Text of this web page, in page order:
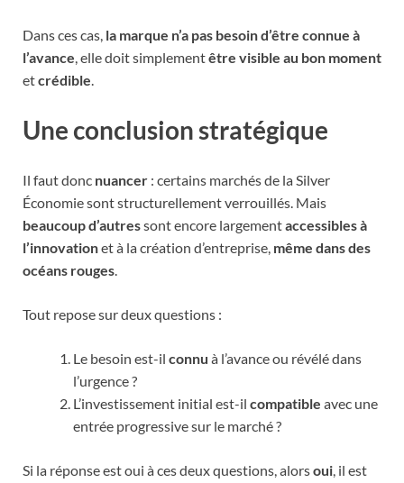
Dans ces cas, la marque n’a pas besoin d’être connue à
l’avance, elle doit simplementêtre visible au bon moment
etcrédible.
Une conclusion stratégique
Il faut donc nuancer : certains marchés de la Silver
Économie sont structurellement verrouillés. Mais
beaucoup d’autressont encore largementaccessibles à
l’innovationet à la création d’entreprise, même dans des
océans rouges.
Tout repose sur deux questions :
Le besoin est-il connu à l’avance ou révélé dans
l’urgence ?
L’investissement initial est-il compatible avec une
entrée progressive sur le marché ?
Si la réponse est oui à ces deux questions, alorsoui, il est